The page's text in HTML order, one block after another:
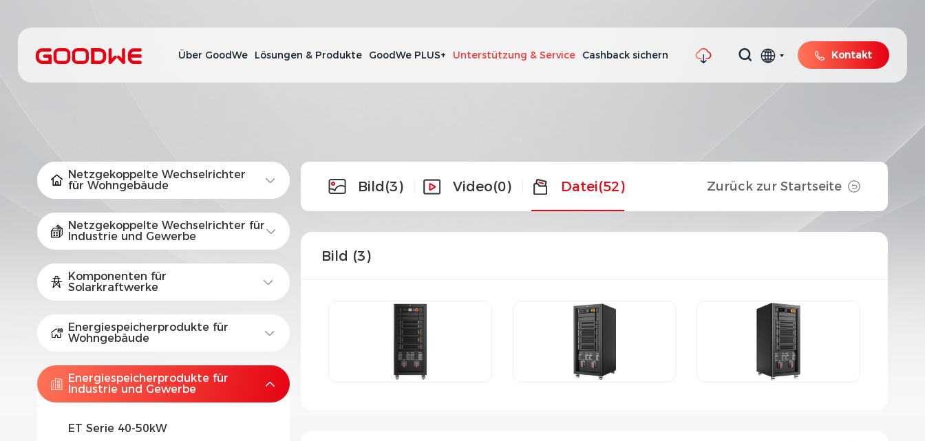
Über GoodWe Lösungen & Produkte GoodWe PLUS+ Unterstützung & Service Cashback sichern Kontakt
Netzgekoppelte Wechselrichter
für Wohngebäude
Netzgekoppelte Wechselrichter für
Industrie und Gewerbe
Komponenten für
Solarkraftwerke
Energiespeicherprodukte für
Wohngebäude
Energiespeicherprodukte für
Industrie und Gewerbe
ET Serie 40-50kW
Bild(3) Video(0) Datei(52) Zurück zur Startseite
Bild (3)